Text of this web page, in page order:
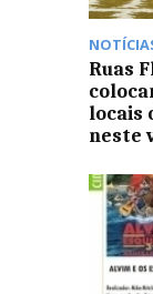
Ruas
locais
neste